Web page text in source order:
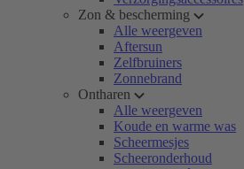
Zon & bescherming
Alle weergeven
Aftersun
Zelfbruiners
Zonnebrand
Ontharen
Alle weergeven
Koude en warme was
Scheermesjes
Scheeronderhoud